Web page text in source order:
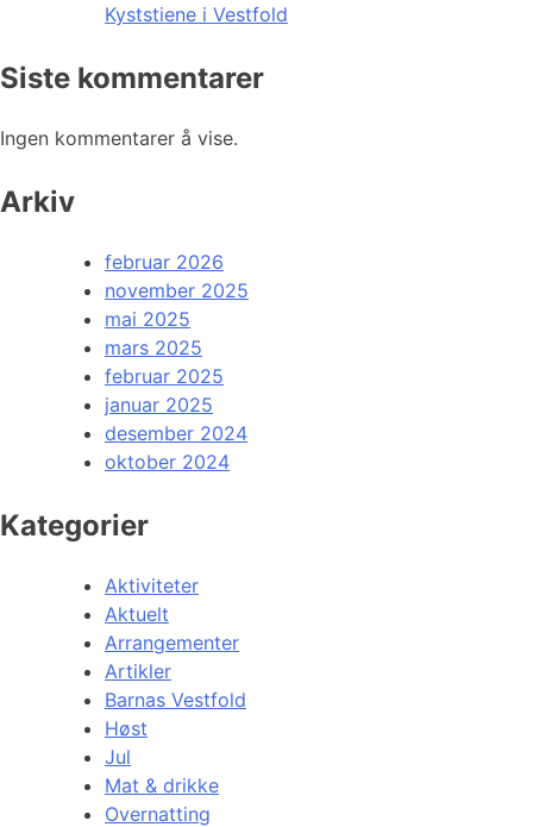
Kyststiene i Vestfold
Siste kommentarer
Ingen kommentarer å vise.
Arkiv
februar 2026
november 2025
mai 2025
mars 2025
februar 2025
januar 2025
desember 2024
oktober 2024
Kategorier
Aktiviteter
Aktuelt
Arrangementer
Artikler
Barnas Vestfold
Høst
Jul
Mat & drikke
Overnatting